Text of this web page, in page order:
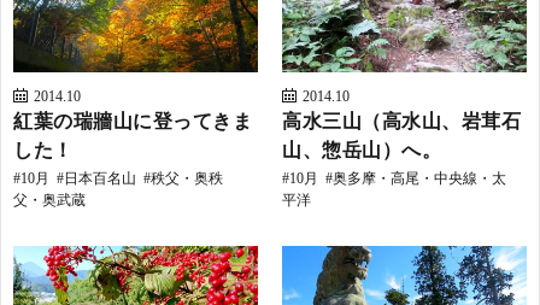
2014.10
紅葉の瑞牆山に登ってきま
した！
10月 日本百名山
秩父・奥秩
父・奥武蔵
2014.10
高水三山（高水山、岩茸石
山、惣岳山）へ。
10月
奥多摩・高尾・中央線・太
平洋